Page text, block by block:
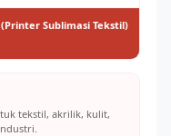
Sublimasi Tekstil)
tekstil, akrilik, kulit,